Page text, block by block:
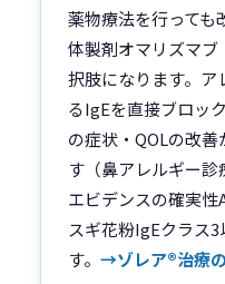
薬物療法を行っても
体製剤オマリズマ
択肢になります。
るIgEを直接ブロッ
の症状・QOLの改
す（鼻アレルギー診
エビデンスの確実性
スギ花粉IgEクラス
す。 →ゾレア®治療